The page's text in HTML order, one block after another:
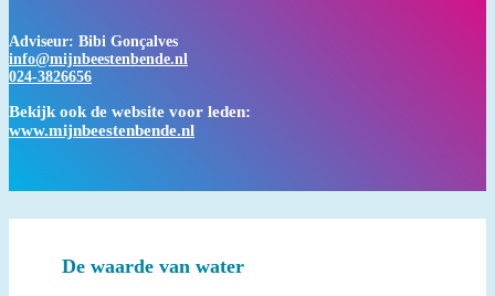
Adviseur: Bibi Gonçalves
info@mijnbeestenbende.nl
024-3826656
Bekijk ook de website voor leden:
www.mijnbeestenbende.nl
De waarde van water